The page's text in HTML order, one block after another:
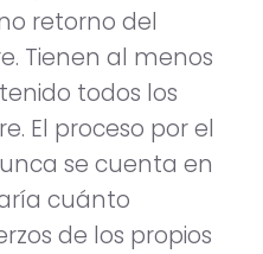
retorno del
Tienen al menos
todos los
El proceso por el
se cuenta en
cuánto
de los propios